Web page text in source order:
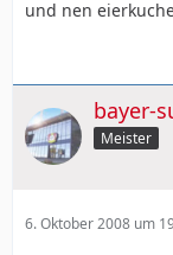
und nen
bayer-
Meister
6. Oktober 2008 um